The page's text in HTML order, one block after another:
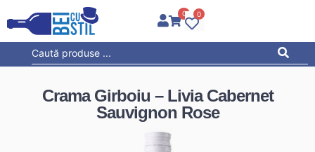
0 0
Crama Girboiu – Livia Cabernet
Sauvignon Rose